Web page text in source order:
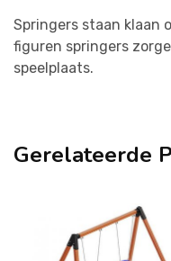
Springers staan klaan
figuren springers
speelplaats.
Gerelateerde